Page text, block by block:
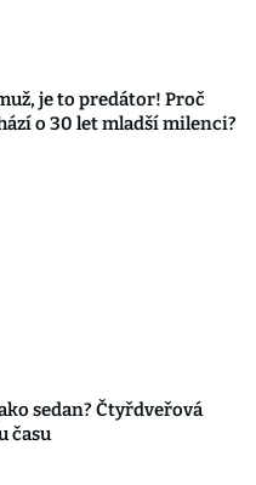
je to predátor! Proč
o 30 let mladší milenci?
sedan? Čtyřdveřová
času